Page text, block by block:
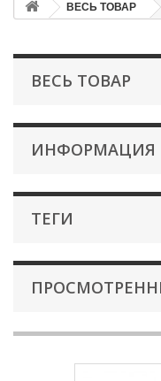
ВЕСЬ ТОВАР
ВЕСЬ ТОВАР
ИНФОРМАЦИЯ
ТЕГИ